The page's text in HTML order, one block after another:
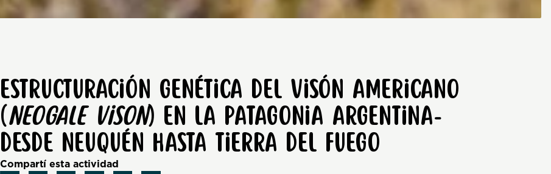
Estructuración genética del visón americano
(Neogale vison) en la Patagonia Argentina-
desde Neuquén hasta Tierra del Fuego
Compartí esta actividad